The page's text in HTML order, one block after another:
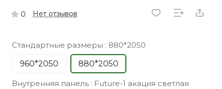
0 Нет отзывов
Стандартные размеры : 880*2050
960*2050
880*2050
Внутренняя панель : Future-1 акация светлая